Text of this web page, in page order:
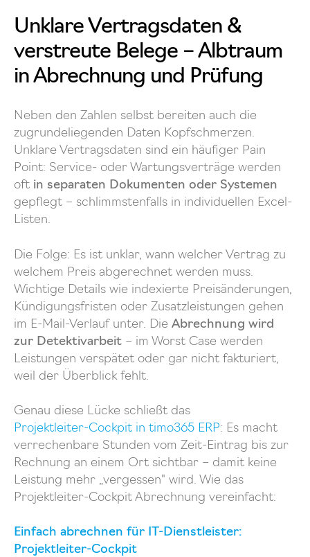
Unklare Vertragsdaten &
verstreute Belege – Albtraum
in Abrechnung und Prüfung
Neben den Zahlen selbst bereiten auch die
zugrundeliegenden Daten Kopfschmerzen.
Unklare Vertragsdaten sind ein häufiger Pain
Point: Service- oder Wartungsverträge werden
oft in separaten Dokumenten oder Systemen
gepflegt – schlimmstenfalls in individuellen Excel-
Listen.
Die Folge: Es ist unklar, wann welcher Vertrag zu
welchem Preis abgerechnet werden muss.
Wichtige Details wie indexierte Preisänderungen,
Kündigungsfristen oder Zusatzleistungen gehen
im E-Mail-Verlauf unter. Die Abrechnung wird
zur Detektivarbeit – im Worst Case werden
Leistungen verspätet oder gar nicht fakturiert,
weil der Überblick fehlt.
Genau diese Lücke schließt das
Projektleiter-Cockpit in timo365 ERP: Es macht
verrechenbare Stunden vom Zeit-Eintrag bis zur
Rechnung an einem Ort sichtbar – damit keine
Leistung mehr „vergessen" wird. Wie das
Projektleiter-Cockpit Abrechnung vereinfacht:
Einfach abrechnen für IT-Dienstleister:
Projektleiter-Cockpit